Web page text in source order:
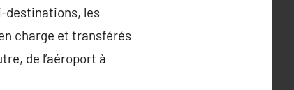
destinations, les
charge et transférés
de l’aéroport à